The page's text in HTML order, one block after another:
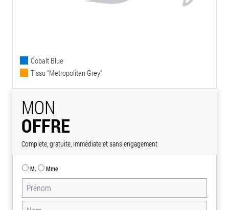
Cobalt Blue
Tissu "Metropolitan Grey"
MON
OFFRE
Complete, gratuite, immédiate et sans engagement
M. Mme